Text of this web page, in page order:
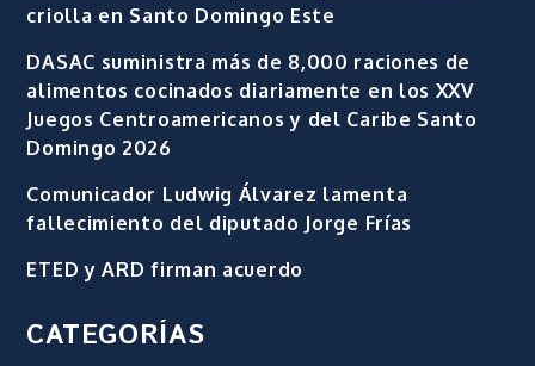
criolla en Santo Domingo Este
DASAC suministra más de 8,000 raciones de
alimentos cocinados diariamente en los XXV
Juegos Centroamericanos y del Caribe Santo
Domingo 2026
Comunicador Ludwig Álvarez lamenta
fallecimiento del diputado Jorge Frías
ETED y ARD firman acuerdo
CATEGORÍAS